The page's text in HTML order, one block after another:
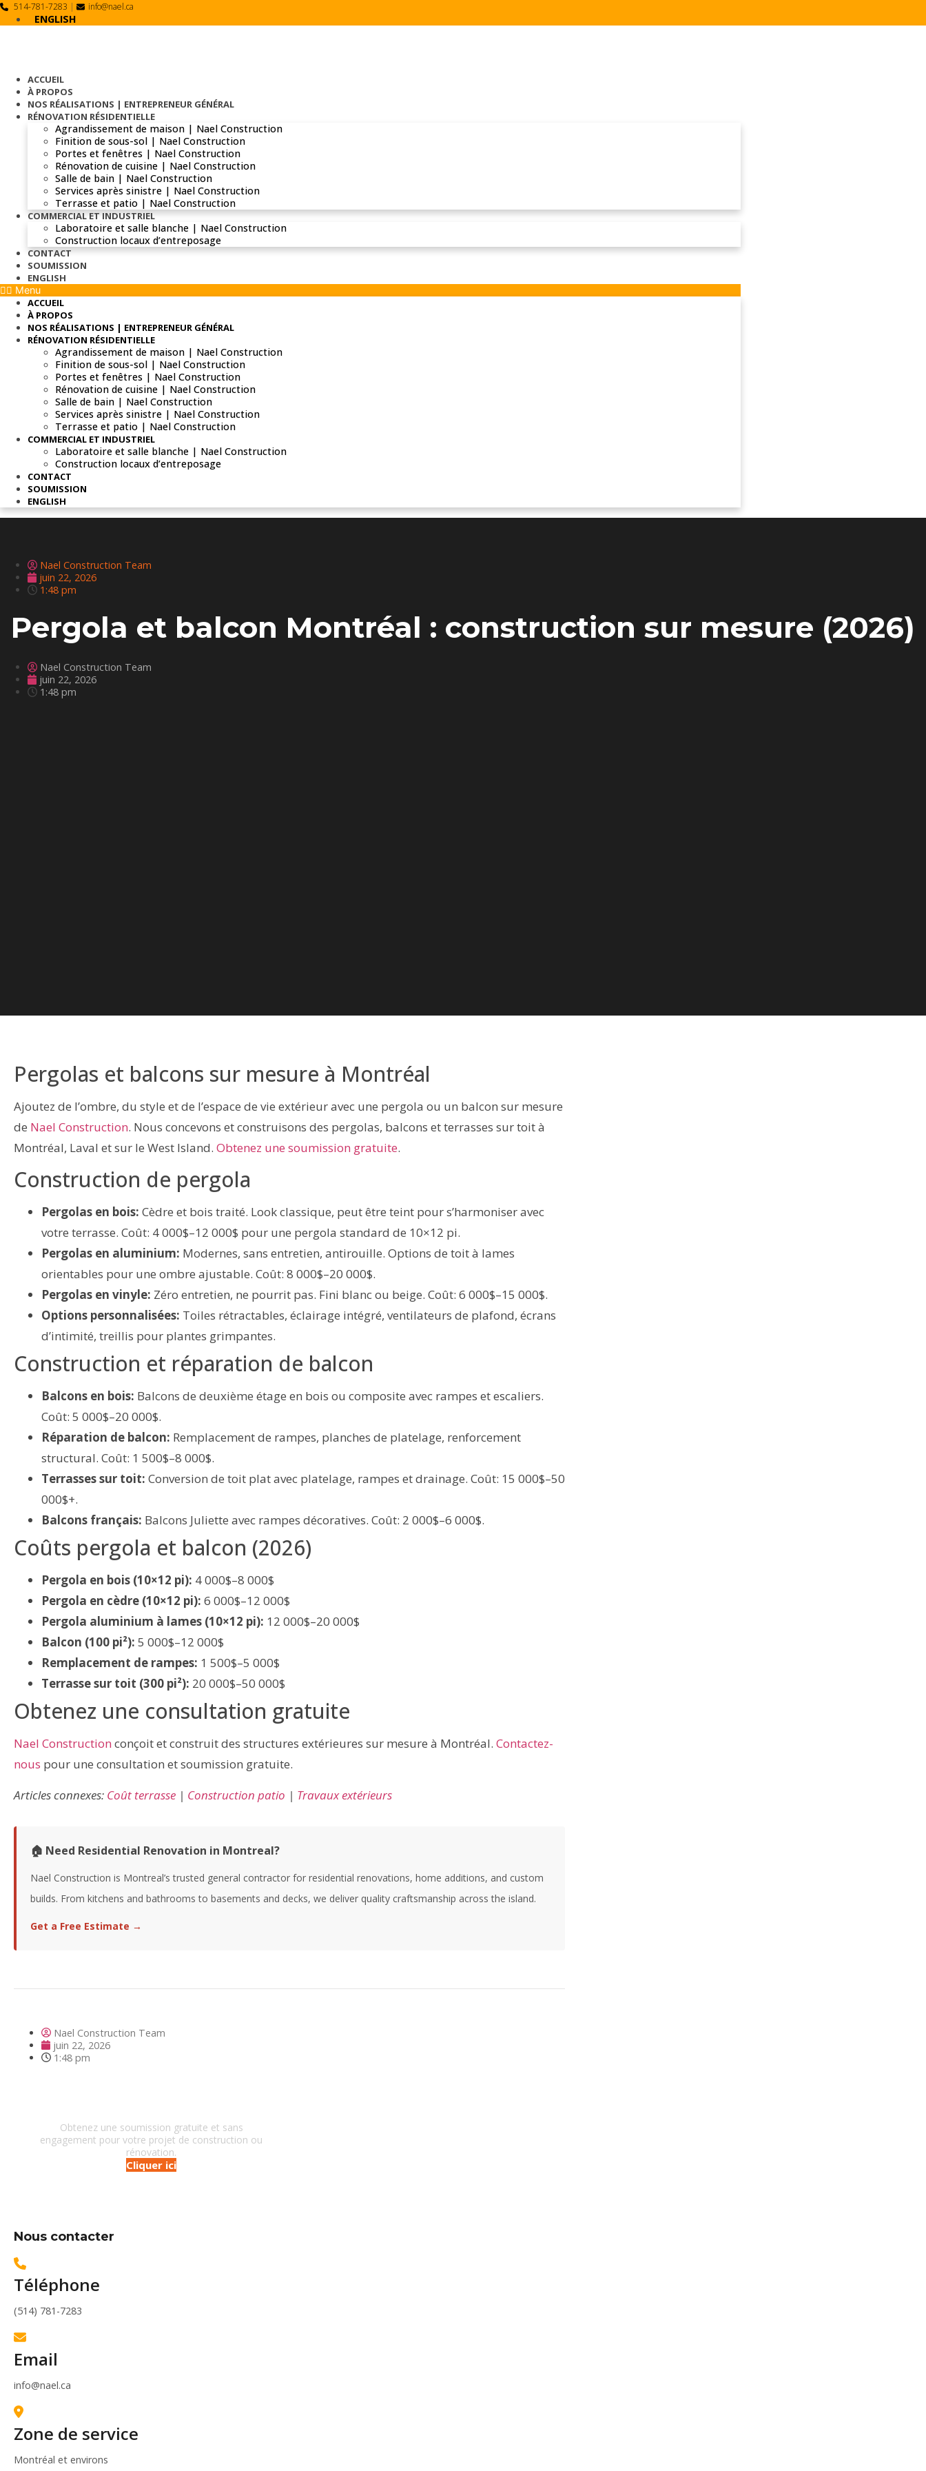
Skip514-781-7283 | info@nael.ca
ENGLISH
ACCUEIL
À PROPOS
NOS RÉALISATIONS | ENTREPRENEUR GÉNÉRAL
RÉNOVATION RÉSIDENTIELLE
Agrandissement de maison | Nael Construction
Finition de sous-sol | Nael Construction
Portes et fenêtres | Nael Construction
Rénovation de cuisine | Nael Construction
Salle de bain | Nael Construction
Services après sinistre | Nael Construction
Terrasse et patio | Nael Construction
COMMERCIAL ET INDUSTRIEL
Laboratoire et salle blanche | Nael Construction
Construction locaux d’entreposage
CONTACT
SOUMISSION
ENGLISH
Menu
ACCUEIL
À PROPOS
NOS RÉALISATIONS | ENTREPRENEUR GÉNÉRAL
RÉNOVATION RÉSIDENTIELLE
Agrandissement de maison | Nael Construction
Finition de sous-sol | Nael Construction
Portes et fenêtres | Nael Construction
Rénovation de cuisine | Nael Construction
Salle de bain | Nael Construction
Services après sinistre | Nael Construction
Terrasse et patio | Nael Construction
COMMERCIAL ET INDUSTRIEL
Laboratoire et salle blanche | Nael Construction
Construction locaux d’entreposage
CONTACT
SOUMISSION
ENGLISH
Nael Construction Team
juin 22, 2026
1:48 pm
Pergola et balcon Montréal : construction sur mesure (2026)
Nael Construction Team
juin 22, 2026
1:48 pm
Pergolas et balcons sur mesure à Montréal
Ajoutez de l’ombre, du style et de l’espace de vie extérieur avec une pergola ou un balcon sur mesure
de Nael Construction. Nous concevons et construisons des pergolas, balcons et terrasses sur toit à
Montréal, Laval et sur le West Island. Obtenez une soumission gratuite.
Construction de pergola
Pergolas en bois: Cèdre et bois traité. Look classique, peut être teint pour s’harmoniser avec
votre terrasse. Coût: 4 000$–12 000$ pour une pergola standard de 10×12 pi.
Pergolas en aluminium: Modernes, sans entretien, antirouille. Options de toit à lames
orientables pour une ombre ajustable. Coût: 8 000$–20 000$.
Pergolas en vinyle: Zéro entretien, ne pourrit pas. Fini blanc ou beige. Coût: 6 000$–15 000$.
Options personnalisées: Toiles rétractables, éclairage intégré, ventilateurs de plafond, écrans
d’intimité, treillis pour plantes grimpantes.
Construction et réparation de balcon
Balcons en bois: Balcons de deuxième étage en bois ou composite avec rampes et escaliers.
Coût: 5 000$–20 000$.
Réparation de balcon: Remplacement de rampes, planches de platelage, renforcement
structural. Coût: 1 500$–8 000$.
Terrasses sur toit: Conversion de toit plat avec platelage, rampes et drainage. Coût: 15 000$–50
000$+.
Balcons français: Balcons Juliette avec rampes décoratives. Coût: 2 000$–6 000$.
Coûts pergola et balcon (2026)
Pergola en bois (10×12 pi): 4 000$–8 000$
Pergola en cèdre (10×12 pi): 6 000$–12 000$
Pergola aluminium à lames (10×12 pi): 12 000$–20 000$
Balcon (100 pi²): 5 000$–12 000$
Remplacement de rampes: 1 500$–5 000$
Terrasse sur toit (300 pi²): 20 000$–50 000$
Obtenez une consultation gratuite
Nael Construction conçoit et construit des structures extérieures sur mesure à Montréal. Contactez-
nous pour une consultation et soumission gratuite.
Articles connexes: Coût terrasse | Construction patio | Travaux extérieurs
🏠 Need Residential Renovation in Montreal?
Nael Construction is Montreal’s trusted general contractor for residential renovations, home additions, and custom
builds. From kitchens and bathrooms to basements and decks, we deliver quality craftsmanship across the island.
Get a Free Estimate →
Nael Construction Team
juin 22, 2026
1:48 pm
Obtenez une soumission gratuite et sans
engagement pour votre projet de construction ou
rénovation.
Cliquer ici
Nous contacter
Téléphone
(514) 781-7283
Email
info@nael.ca
Zone de service
Montréal et environs